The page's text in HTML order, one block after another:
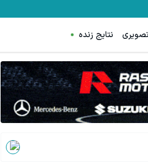
نتایج زنده